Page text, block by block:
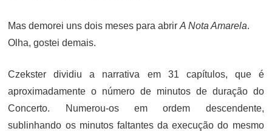
Mas demorei uns dois meses para abrirA Nota Amarela.
Olha, gostei demais.
Czekster dividiu a narrativa em 31 capítulos, que é
aproximadamente o número de minutos de duração do
Concerto. Numerou-os em ordem descendente,
sublinhando os minutos faltantes da execução do mesmo